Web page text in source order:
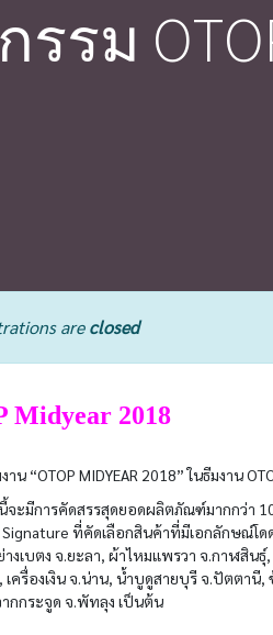
รรม
areclosed
Midyear 2018
าน “OTOP MIDYEAR 2018” ในธีมงาน
จะมีการคัดสรรสุดยอดผลิตภัณฑ์มากกว่า
Signature ที่คัดเลือกสินค้าที่มีเอกลักษณ์
างเบตง จ.ยะลา, ผ้าไหมแพรวา จ.กาฬสิ
ครื่องเงิน จ.น่าน, น้ำบูดูสายบุรี จ.ปัตตานี,
กกระจูด จ.พัทลุง เป็นต้น